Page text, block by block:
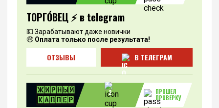
ТОРГО́ВЕЦ ⚡️ в telegram
💵 Зарабатывают даже новички
🤑 Оплата только после результата!
ОТЗЫВЫ В ТЕЛЕГРАМ
2
ПРОШЕЛ
ПРОВЕРКУ